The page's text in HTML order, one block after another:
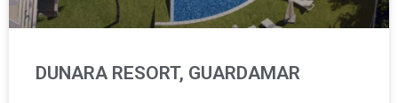
DUNARA RESORT, GUARDAMAR